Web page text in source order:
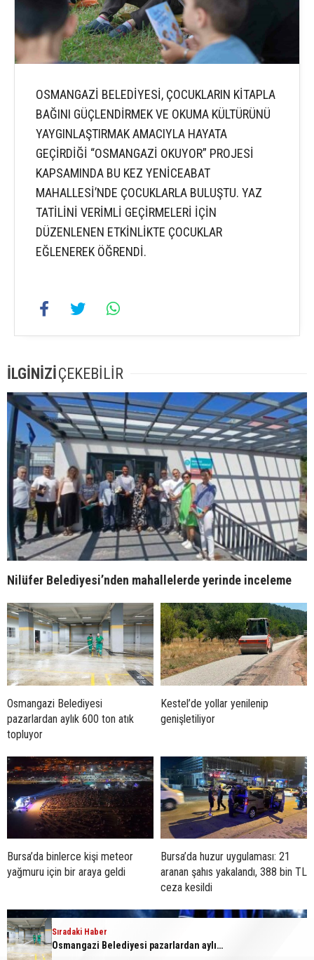
OSMANGAZİ BELEDİYESİ, ÇOCUKLARIN KİTAPLA
BAĞINI GÜÇLENDİRMEK VE OKUMA KÜLTÜRÜNÜ
YAYGINLAŞTIRMAK AMACIYLA HAYATA
GEÇİRDİĞİ “OSMANGAZİ OKUYOR” PROJESİ
KAPSAMINDA BU KEZ YENİCEABAT
MAHALLESİ’NDE ÇOCUKLARLA BULUŞTU. YAZ
TATİLİNİ VERİMLİ GEÇİRMELERİ İÇİN
DÜZENLENEN ETKİNLİKTE ÇOCUKLAR
EĞLENEREK ÖĞRENDİ.
İLGİNİZİÇEKEBİLİR
Nilüfer Belediyesi’nden mahallelerde yerinde inceleme
Osmangazi Belediyesi
pazarlardan aylık 600 ton atık
topluyor
Kestel’de yollar yenilenip
genişletiliyor
Bursa’da binlerce kişi meteor
yağmuru için bir araya geldi
Bursa’da huzur uygulaması: 21
aranan şahıs yakalandı, 388 bin TL
ceza kesildi
Sıradaki Haber
Osmangazi Belediyesi pazarlardan aylık 600 ton atık topluyor